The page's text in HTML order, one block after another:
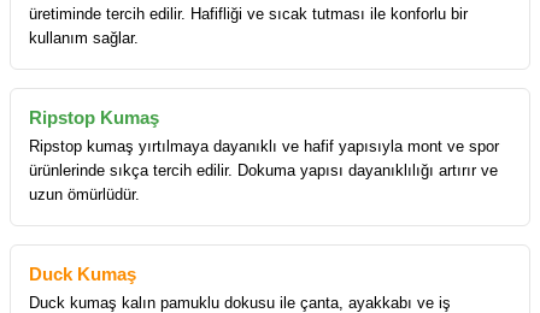
üretiminde tercih edilir. Hafifliği ve sıcak tutması ile konforlu bir
kullanım sağlar.
Ripstop Kumaş
Ripstop kumaş yırtılmaya dayanıklı ve hafif yapısıyla mont ve spor
ürünlerinde sıkça tercih edilir. Dokuma yapısı dayanıklılığı artırır ve
uzun ömürlüdür.
Duck Kumaş
Duck kumaş kalın pamuklu dokusu ile çanta, ayakkabı ve iş